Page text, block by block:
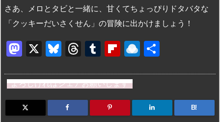
さあ、メロとタビと一緒に、甘くてちょっぴりドタバタな
「クッキーだいさくせん」の冒険に出かけましょう！
M
st
o
d
X
Bl
e
s
k
T
e
a
d
T
m
bl
r
Fl
b
o
ar
R
n
dr
o
よろしければシェアお願いします
B!